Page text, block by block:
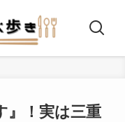
』！実は三重